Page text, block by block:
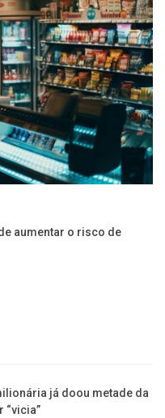
aumentar o risco de
já doou metade da
“vicia”